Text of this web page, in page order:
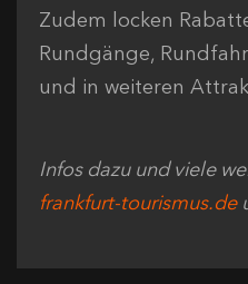
Zudem locken
Rundgänge,
und in weiteren
Infos dazu und viele
frankfurt-tourismus.de